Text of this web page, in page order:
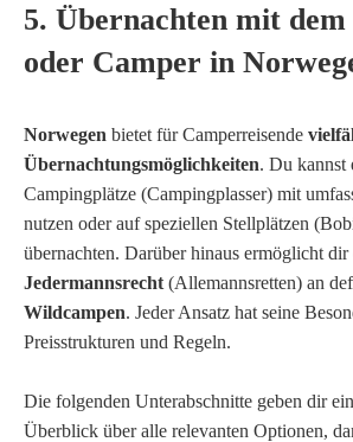
5. Übernachten mit
oder Camper in
Norwegen bietet für Camperreisende
Übernachtungsmöglichkeiten. Du kannst
Campingplätze (Campingplasser) mit
nutzen oder auf speziellen Stellplätzen
übernachten. Darüber hinaus ermöglicht dir
Jedermannsrecht (Allemannsretten) an
Wildcampen. Jeder Ansatz hat seine
Preisstrukturen und Regeln.
Die folgenden Unterabschnitte geben dir
Überblick über alle relevanten Optionen,